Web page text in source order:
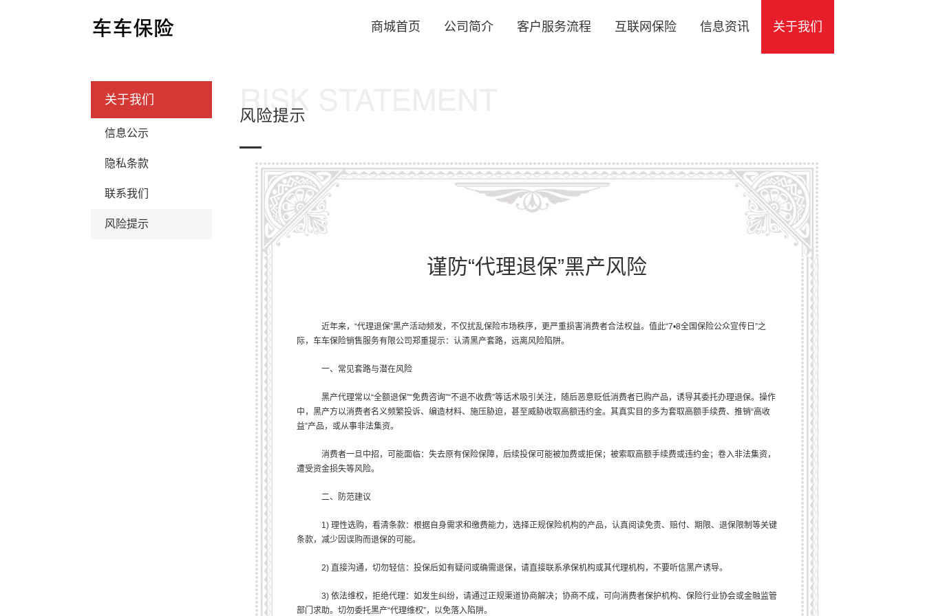
商城首页 公司简介 客户服务流程 互联网保险 信息资讯 关于我们
关于我们
信息公示
隐私条款
联系我们
风险提示
谨防“代理退保”黑产风险
近年来，“代理退保”黑产活动频发，不仅扰乱保险市场秩序，更严重损害消费者合法权益。值此“7•8全国保险公众宣传日”之
际，车车保险销售服务有限公司郑重提示：认清黑产套路，远离风险陷阱。
一、常见套路与潜在风险
黑产代理常以“全额退保”“免费咨询”“不退不收费”等话术吸引关注，随后恶意贬低消费者已购产品，诱导其委托办理退保。操作
中，黑产方以消费者名义频繁投诉、编造材料、施压胁迫，甚至威胁收取高额违约金。其真实目的多为套取高额手续费、推销“高收
益”产品，或从事非法集资。
消费者一旦中招，可能面临：失去原有保险保障，后续投保可能被加费或拒保；被索取高额手续费或违约金；卷入非法集资，
遭受资金损失等风险。
二、防范建议
1) 理性选购，看清条款：根据自身需求和缴费能力，选择正规保险机构的产品，认真阅读免责、赔付、期限、退保限制等关键
条款，减少因误购而退保的可能。
2) 直接沟通，切勿轻信：投保后如有疑问或确需退保，请直接联系承保机构或其代理机构，不要听信黑产诱导。
3) 依法维权，拒绝代理：如发生纠纷，请通过正规渠道协商解决；协商不成，可向消费者保护机构、保险行业协会或金融监管
部门求助。切勿委托黑产“代理维权”，以免落入陷阱。